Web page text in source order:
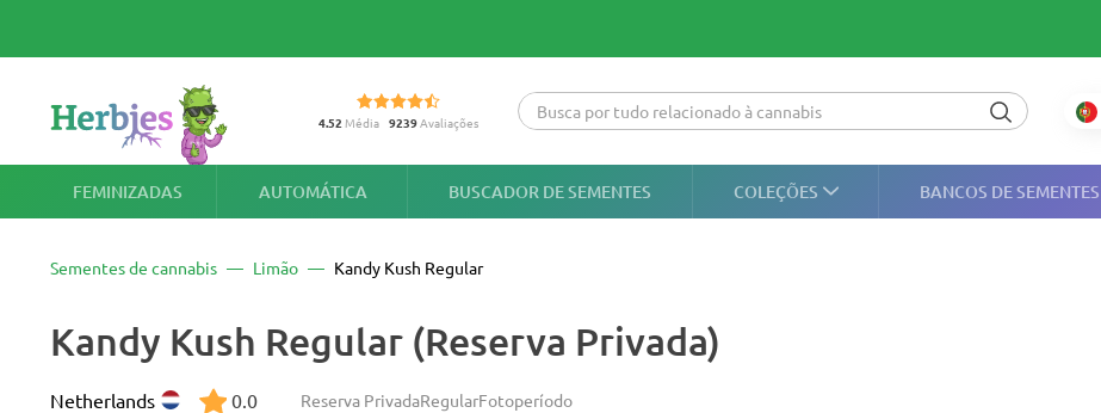
4.52 Média 9239Avaliações
FEMINIZADAS AUTOMÁTICA BUSCADOR DE SEMENTES COLEÇÕES BANCOS DE SEMENTES
Sementes de cannabis Limão Kandy Kush Regular
Kandy Kush Regular (Reserva Privada)
Reserva PrivadaRegularFotoperíodo
Netherlands 0.0